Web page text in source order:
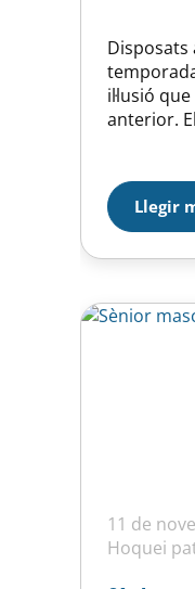
Disposats
il·lusió
anterior.
secció. El
següent:
https://
?
be
Llegir
11 de
Hoquei